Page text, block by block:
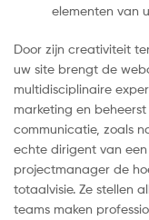
elementen van
Door zijn creativiteit
uw site brengt de
multidisciplinaire
marketing en
communicatie, zoals
echte dirigent van
projectmanager de
totaalvisie. Ze stellen
teams maken